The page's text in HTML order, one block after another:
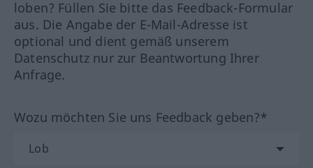
loben? Füllen Sie bitte das Feedback-Formular
aus. Die Angabe der E-Mail-Adresse ist
optional und dient gemäß unserem
Datenschutz nur zur Beantwortung Ihrer
Anfrage.
Wozu möchten Sie uns Feedback geben?*